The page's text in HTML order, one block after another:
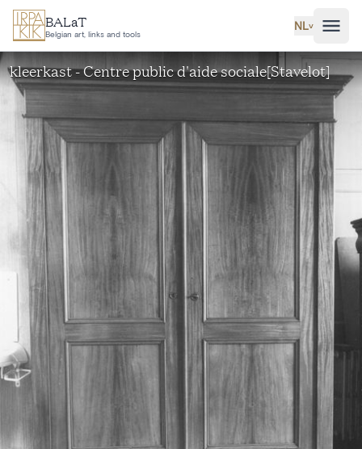
Ga naar hoofdinhoud
BALaT
Belgian art, links and tools
NL˅
kleerkast - Centre public d'aide sociale[Stavelot]